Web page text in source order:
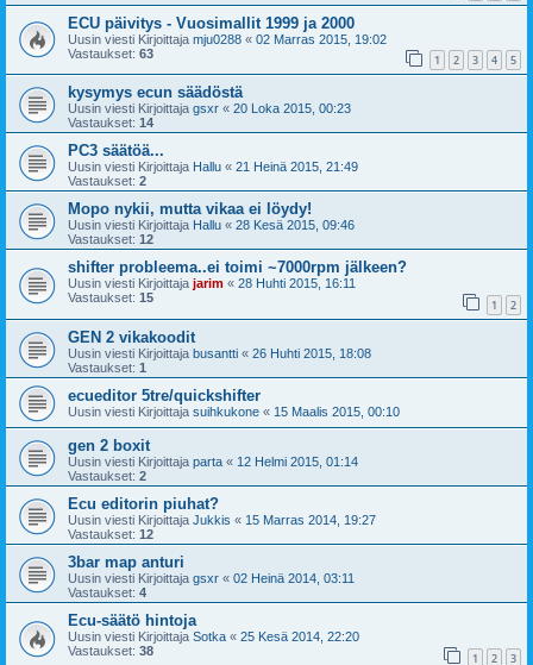
ECU päivitys - Vuosimallit 1999 ja 2000
Uusin viesti Kirjoittaja mju0288 « 02 Marras 2015, 19:02
Vastaukset: 63 1 2 3 4 5
kysymys ecun säädöstä
Uusin viesti Kirjoittaja gsxr « 20 Loka 2015, 00:23
Vastaukset: 14
PC3 säätöä...
Uusin viesti Kirjoittaja Hallu « 21 Heinä 2015, 21:49
Vastaukset: 2
Mopo nykii, mutta vikaa ei löydy!
Uusin viesti Kirjoittaja Hallu « 28 Kesä 2015, 09:46
Vastaukset: 12
shifter probleema..ei toimi ~7000rpm jälkeen?
Uusin viesti Kirjoittaja jarim « 28 Huhti 2015, 16:11
Vastaukset: 15 1 2
GEN 2 vikakoodit
Uusin viesti Kirjoittaja busantti « 26 Huhti 2015, 18:08
Vastaukset: 1
ecueditor 5tre/quickshifter
Uusin viesti Kirjoittaja suihkukone « 15 Maalis 2015, 00:10
gen 2 boxit
Uusin viesti Kirjoittaja parta « 12 Helmi 2015, 01:14
Vastaukset: 2
Ecu editorin piuhat?
Uusin viesti Kirjoittaja Jukkis « 15 Marras 2014, 19:27
Vastaukset: 12
3bar map anturi
Uusin viesti Kirjoittaja gsxr « 02 Heinä 2014, 03:11
Vastaukset: 4
Ecu-säätö hintoja
Uusin viesti Kirjoittaja Sotka « 25 Kesä 2014, 22:20
Vastaukset: 38 1 2 3